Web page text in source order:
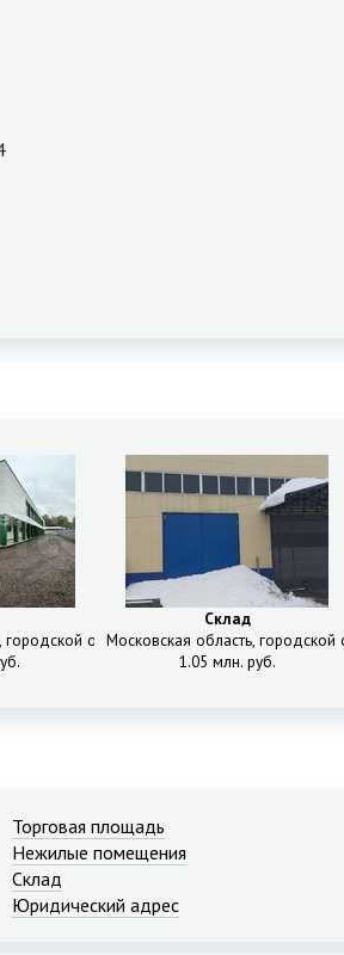
Арсенальная ул, 29
городской округ Мытищи, деревня
Склад
Московская область, городской
1.05 млн. руб.
Торговая площадь
Нежилые помещения
Склад
Юридический адрес